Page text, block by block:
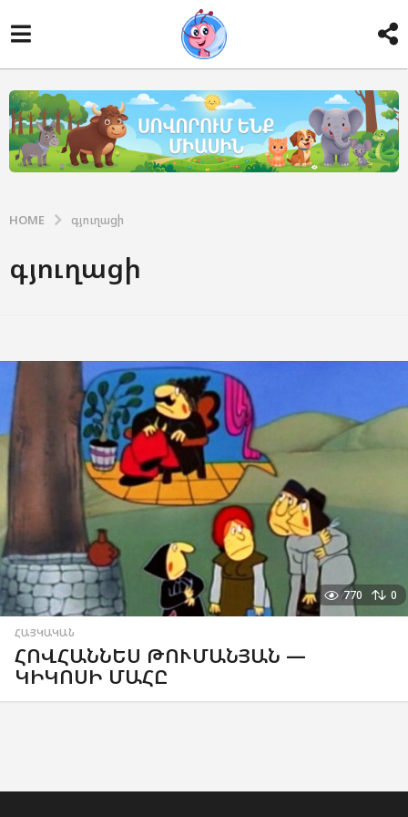
HOME գյուղացի
գյուղացի
770 0
ՀԱՅԿԱԿԱՆ
ՀՈՎՀԱՆՆԵՍ ԹՈՒՄԱՆՅԱՆ —
ԿԻԿՈՍԻ ՄԱՀԸ